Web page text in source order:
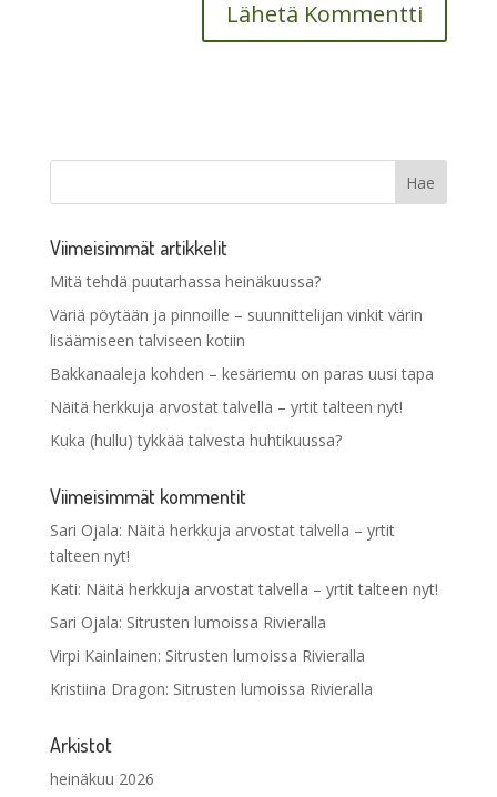
Viimeisimmät artikkelit
Mitä tehdä puutarhassa heinäkuussa?
Väriä pöytään ja pinnoille – suunnittelijan vinkit värin
lisäämiseen talviseen kotiin
Bakkanaaleja kohden – kesäriemu on paras uusi tapa
Näitä herkkuja arvostat talvella – yrtit talteen nyt!
Kuka (hullu) tykkää talvesta huhtikuussa?
Viimeisimmät kommentit
Sari Ojala: Näitä herkkuja arvostat talvella – yrtit
talteen nyt!
Kati: Näitä herkkuja arvostat talvella – yrtit talteen nyt!
Sari Ojala: Sitrusten lumoissa Rivieralla
Virpi Kainlainen: Sitrusten lumoissa Rivieralla
Kristiina Dragon: Sitrusten lumoissa Rivieralla
Arkistot
heinäkuu 2026